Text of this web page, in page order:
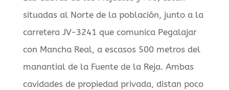
situadas al Norte de la población, junto a la
carretera JV-3241 que comunica Pegalajar
con Mancha Real, a escasos 500 metros del
manantial de la Fuente de la Reja. Ambas
cavidades de propiedad privada, distan poco